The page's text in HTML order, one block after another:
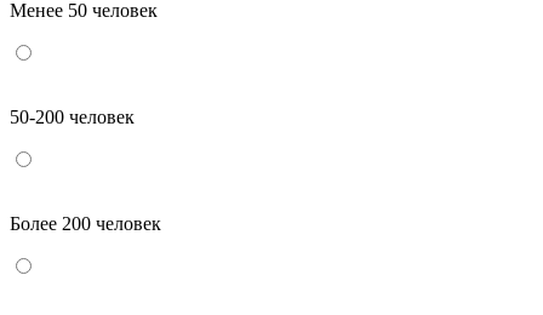
Менее 50 человек
50-200 человек
Более 200 человек